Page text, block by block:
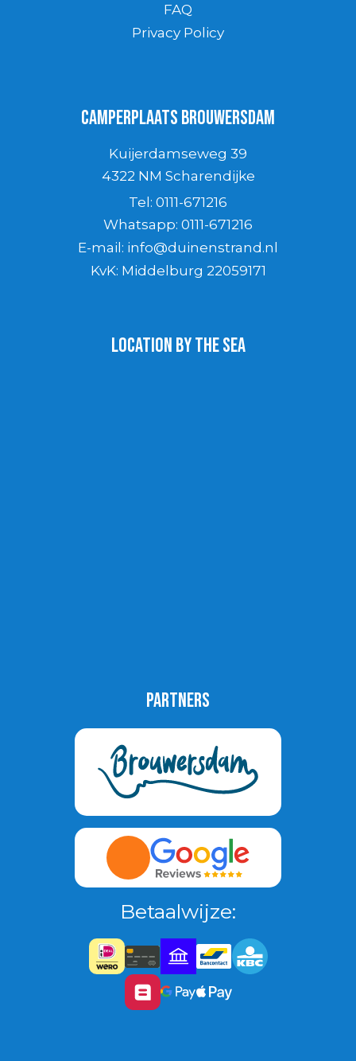
Partners
Betaalwijze:
FAQ
Privacy Policy
Camperplaats Brouwersdam
Kuijerdamseweg 39
4322 NM Scharendijke
Tel: 0111-671216
Whatsapp: 0111-671216
E-mail: info@duinenstrand.nl
KvK: Middelburg 22059171
Location by the sea